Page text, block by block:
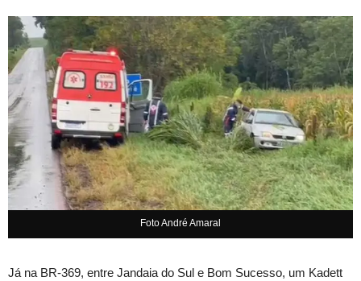
Foto André Amaral
Já na BR-369, entre Jandaia do Sul e Bom Sucesso, um Kadett